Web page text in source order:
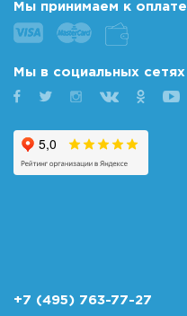
Мы принимаем к оплате
Мы в социальных сетях
+7 (495) 763-77-27